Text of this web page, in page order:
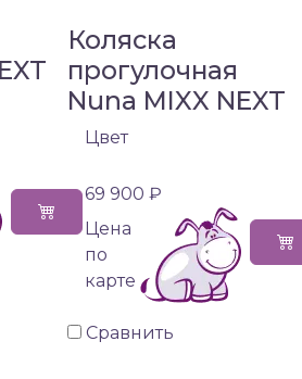
Коляска
прогулочная
Nuna MIXX NEXT
Цвет
69 900 ₽
Цена
по
карте
Сравнить